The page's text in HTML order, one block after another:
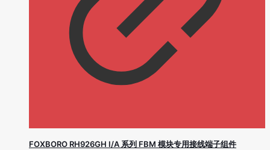
FOXBORO RH926GH I/A 系列 FBM 模块专用接线端子组件